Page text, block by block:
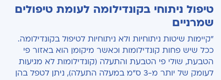
טיפול ניתוחי בקונדילומה לעומת טיפולים
שמרניים
"קיימות שיטות ניתוחיות ולא ניתוחיות לטיפול בקונדילומה.
ככל שיש פחות קונדילומות וכאשר מיקומן הוא באזור פי
הטבעת, שולי פי הטבעת והתעלה (קונדילומות לא מגיעות
לעומק של יותר מ-3 ס"מ במעלה התעלה), ניתן לטפל בהן